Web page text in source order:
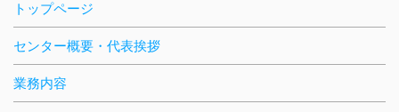
トップページ
センター概要・代表挨拶
業務内容